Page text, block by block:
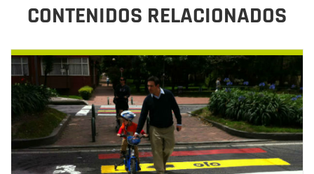
CONTENIDOS RELACIONADOS